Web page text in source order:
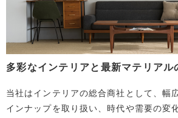
多彩なインテリアと最新マテリアル
当社はインテリアの総合商社として、幅
インナップを取り扱い、時代や需要の変